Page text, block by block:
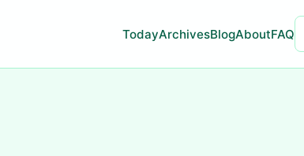
TodayArchivesBlogAboutFAQ